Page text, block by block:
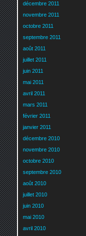
décembre 2011
novembre 2011
octobre 2011
septembre 2011
août 2011
juillet 2011
juin 2011
mai 2011
avril 2011
mars 2011
février 2011
janvier 2011
décembre 2010
novembre 2010
octobre 2010
septembre 2010
août 2010
juillet 2010
juin 2010
mai 2010
avril 2010